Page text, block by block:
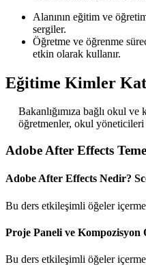
Alanının eğitim ve
sergiler.
Öğretme ve öğrenme
etkin olarak kullanır.
Eğitime Kimler
Bakanlığımıza bağlı okul
öğretmenler, okul
Adobe After Effects
Adobe After Effects Nedir?
Bu ders etkileşimli öğeler
Proje Paneli ve Kompozisyon
Bu ders etkileşimli öğeler